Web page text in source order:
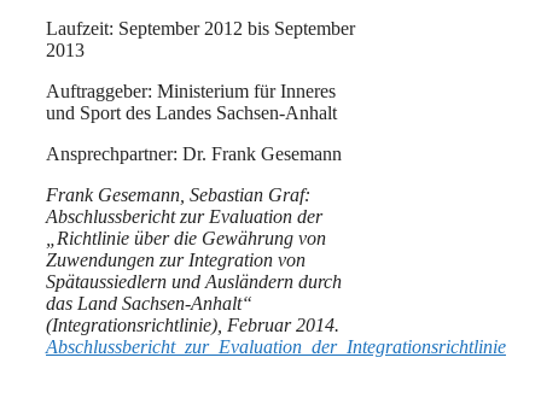
Laufzeit: September 2012 bis September
2013
Auftraggeber: Ministerium für Inneres
und Sport des Landes Sachsen-Anhalt
Ansprechpartner: Dr. Frank Gesemann
Frank Gesemann, Sebastian Graf:
Abschlussbericht zur Evaluation der
„Richtlinie über die Gewährung von
Zuwendungen zur Integration von
Spätaussiedlern und Ausländern durch
das Land Sachsen-Anhalt“
(Integrationsrichtlinie), Februar 2014.
Abschlussbericht_zur_Evaluation_der_Integrationsrichtlinie